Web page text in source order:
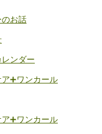
のお話
ンダー
➕ワンカール
➕ワンカール